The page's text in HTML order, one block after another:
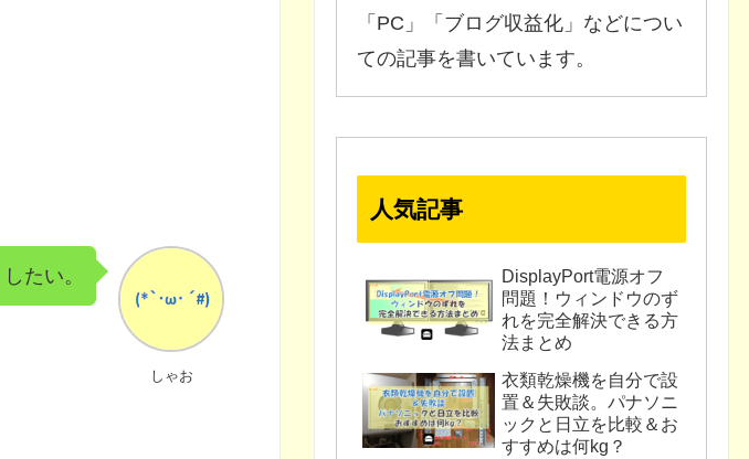
しゃお
たい。
「PC」「ブログ収益化」などについ
ての記事を書いています。
人気記事
DisplayPort電源オフ
問題！ウィンドウのず
れを完全解決できる方
法まとめ
衣類乾燥機を自分で設
置＆失敗談。パナソニ
ックと日立を比較＆お
すすめは何kg？